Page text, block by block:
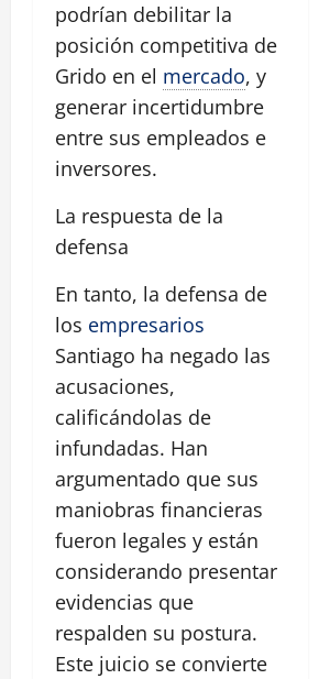
podrían debilitar la
posición competitiva de
Grido en el mercado, y
generar incertidumbre
entre sus empleados e
inversores.
La respuesta de la
defensa
En tanto, la defensa de
los empresarios
Santiago ha negado las
acusaciones,
calificándolas de
infundadas. Han
argumentado que sus
maniobras financieras
fueron legales y están
considerando presentar
evidencias que
respalden su postura.
Este juicio se convierte